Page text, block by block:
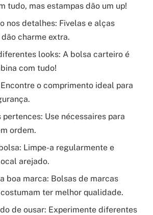
tudo, mas estampas dão um up!
nos detalhes: Fivelas e alças
charme extra.
looks: A bolsa carteiro é
com tudo!
o comprimento ideal para
pertences: Use nécessaires para
ordem.
Limpe-a regularmente e
arejado.
boa marca: Bolsas de marcas
ter melhor qualidade.
de ousar: Experimente diferentes